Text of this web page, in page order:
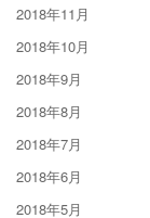
2018年11月
2018年10月
2018年9月
2018年8月
2018年7月
2018年6月
2018年5月